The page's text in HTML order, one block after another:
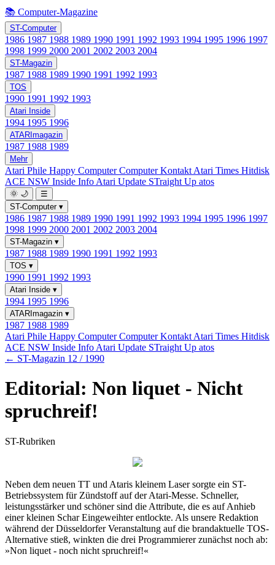
📚 Computer-Magazine
ST-Computer
1986 1987 1988 1989 1990 1991 1992 1993 1994 1995 1996 1997
1998 1999 2000 2001 2002 2003 2004
ST-Magazin
1987 1988 1989 1990 1991 1992 1993
TOS
1990 1991 1992 1993
Atari Inside
1994 1995 1996
ATARImagazin
1987 1988 1989
Mehr
Atari Phile Happy ComputerComputer Kontakt Atari Times Hitdisk
ACE NSW Inside Info Atari Update STraight Up atos
🌞 🌙
☰
ST-Computer ▾
1986 1987 1988 1989 1990 1991 1992 1993 1994 1995 1996 1997
1998 1999 2000 2001 2002 2003 2004
ST-Magazin ▾
1987 1988 1989 1990 1991 1992 1993
TOS ▾
1990 1991 1992 1993
Atari Inside ▾
1994 1995 1996
ATARImagazin ▾
1987 1988 1989
Atari Phile Happy ComputerComputer Kontakt Atari Times Hitdisk
ACE NSW Inside Info Atari Update STraight Up atos
← ST-Magazin 12 / 1990
Editorial: Non liquet - Nicht
spruchreif!
ST-Rubriken
Neben dem neuen TT und Ataris kleinem Laser sorgte ein ST-
Betriebssystem für Zündstoff auf der Atari-Messe. Schneller,
leistungsstärker und schöner sind die Attribute, die es auf Anhieb
einer kleinen Schar Eingeweihter entlockte. Als unsere Redaktion
während der Düsseldorfer Veranstaltung auf die brandaktuelle TOS-
Alternative stieß, winkten die drei Programmierer zunächst noch ab:
»Non liquet - noch nicht spruchreif!«